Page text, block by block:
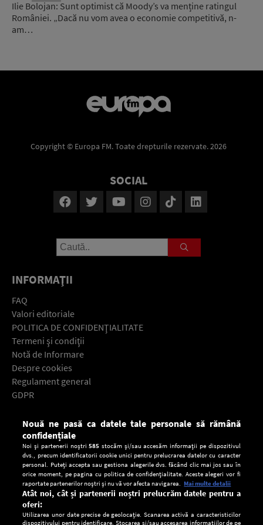
Ilie Bolojan: Sunt optimist că Moody’s va menține ratingul
României. „Dacă nu vom avea o economie competitivă, n-
am…
Copyright © Europa FM. Toate drepturile rezervate. 2026
SOCIAL
INFORMAŢII
FAQ
Valori editoriale
POLITICA DE CONFIDENŢIALITATE
Termeni şi condiţii
Notă de Informare
Despre cookies
Regulament general
GDPR
Descarcă gratuit aplicaţia Europa FM pentru smartphone:
Nouă ne pasă ca datele tale personale să rămână
confidențiale
Noi și partenerii noștri585 stocăm și/sau accesăm informații pe dispozitivul
dvs., precum identificatorii cookie unici pentru prelucrarea datelor cu caracter
personal. Puteți accepta sau gestiona alegerile dvs. făcând clic mai jos sau în
orice moment, pe pagina cu politica de confidențialitate. Aceste alegeri vor fi
raportate partenerilor noștri și nu vă vor afecta navigarea. Mai multe detalii
Atât noi, cât și partenerii noștri prelucrăm datele pentru a
oferi:
Utilizarea unor date precise de geolocație. Scanarea activă a caracteristicilor
dispozitivului pentru identificare. Stocarea și/sau accesarea informațiilor de pe